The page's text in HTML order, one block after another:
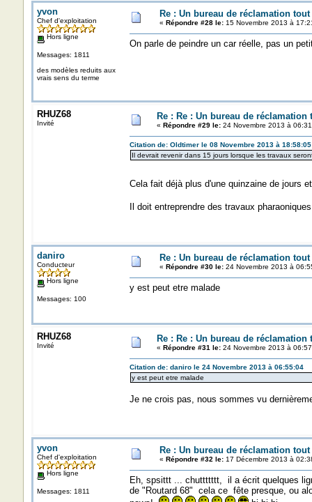
yvon
Chef d'exploitation
Hors ligne
Messages: 1811
des modèles reduits aux
vrais sens du terme
Re : Un bureau de réclamation
« Répondre #28 le:15 Novembre 2013 à
On parle de peindre un car réelle, pas un
RHUZ68
Invité
Re : Re : Un bureau de réclamation
« Répondre #29 le:24 Novembre 2013 à
Citation de: Oldtimer le 08 Novembre 2013 à 18:58:05
Il devrait revenir dans 15 jours lorsque les travaux
Cela fait déjà plus d'une quinzaine de jours
Il doit entreprendre des travaux
daniro
Conducteur
Hors ligne
Messages: 100
Re : Un bureau de réclamation
« Répondre #30 le:24 Novembre 2013 à
y est peut etre malade
RHUZ68
Invité
Re : Re : Un bureau de réclamation
« Répondre #31 le:24 Novembre 2013 à
Citation de: daniro le 24 Novembre 2013 à 06:55:04
y est peut etre malade
Je ne crois pas, nous sommes vu
yvon
Chef d'exploitation
Hors ligne
Messages: 1811
Re : Un bureau de réclamation
« Répondre #32 le:17 Décembre 2013 à
Eh, spsittt ... chuttttttt, il a écrit quelques
de "Routard 68" cela ce fête presque, ou